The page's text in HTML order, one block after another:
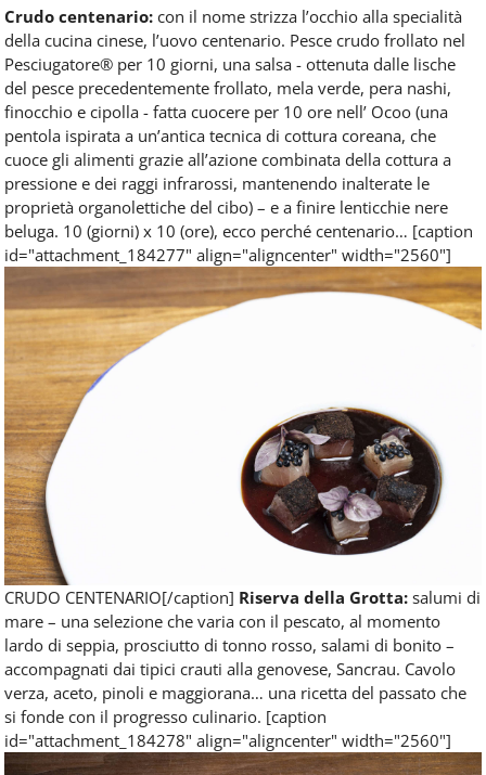
Crudo centenario: con il nome strizza l’occhio alla specialità
della cucina cinese, l’uovo centenario. Pesce crudo frollato nel
Pesciugatore® per 10 giorni, una salsa - ottenuta dalle lische
del pesce precedentemente frollato, mela verde, pera nashi,
finocchio e cipolla - fatta cuocere per 10 ore nell’ Ocoo (una
pentola ispirata a un’antica tecnica di cottura coreana, che
cuoce gli alimenti grazie all’azione combinata della cottura a
pressione e dei raggi infrarossi, mantenendo inalterate le
proprietà organolettiche del cibo) – e a finire lenticchie nere
beluga. 10 (giorni) x 10 (ore), ecco perché centenario… [caption
id="attachment_184277" align="aligncenter" width="2560"]
CRUDO CENTENARIO[/caption] Riserva della Grotta: salumi di
mare – una selezione che varia con il pescato, al momento
lardo di seppia, prosciutto di tonno rosso, salami di bonito –
accompagnati dai tipici crauti alla genovese, Sancrau. Cavolo
verza, aceto, pinoli e maggiorana… una ricetta del passato che
si fonde con il progresso culinario. [caption
id="attachment_184278" align="aligncenter" width="2560"]